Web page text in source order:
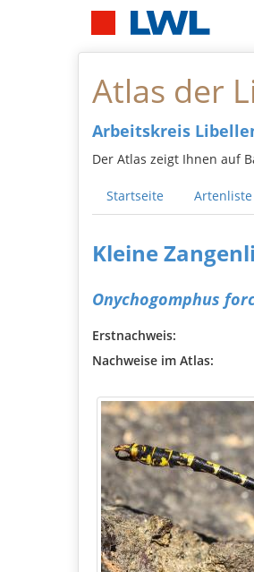
Atlas der
Arbeitskreis
Der Atlas zeigt Ihnen auf
Startseite Artenliste
Kleine
Onychogomphus
Erstnachweis:
Nachweise im Atlas: